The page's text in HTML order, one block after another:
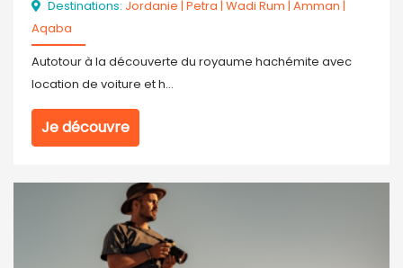
Destinations: Jordanie | Petra | Wadi Rum | Amman |
Aqaba
Autotour à la découverte du royaume hachémite avec
location de voiture et h...
Je découvre